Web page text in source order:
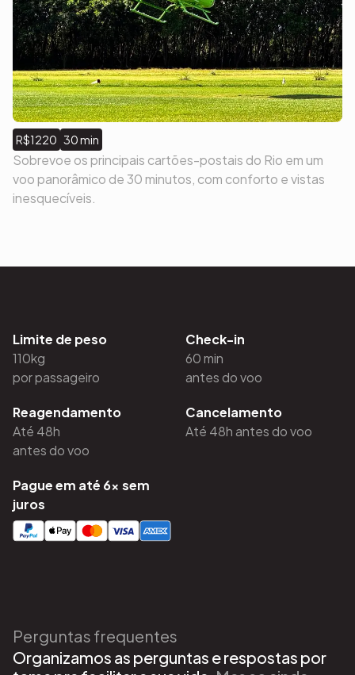
R$1220 30 min
Sobrevoe os principais cartões-postais do Rio em um
voo panorâmico de 30 minutos, com conforto e vistas
inesquecíveis.
Limite de peso
110kg
por passageiro
Check-in
60 min
antes do voo
Reagendamento
Até 48h
antes do voo
Cancelamento
Até 48h antes do voo
Pague em até 6x sem
juros
Perguntas frequentes
Organizamos as perguntas e respostas por